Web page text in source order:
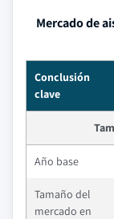
Mercado de
Conclusión
clave
Año base
Tamaño del
mercado en